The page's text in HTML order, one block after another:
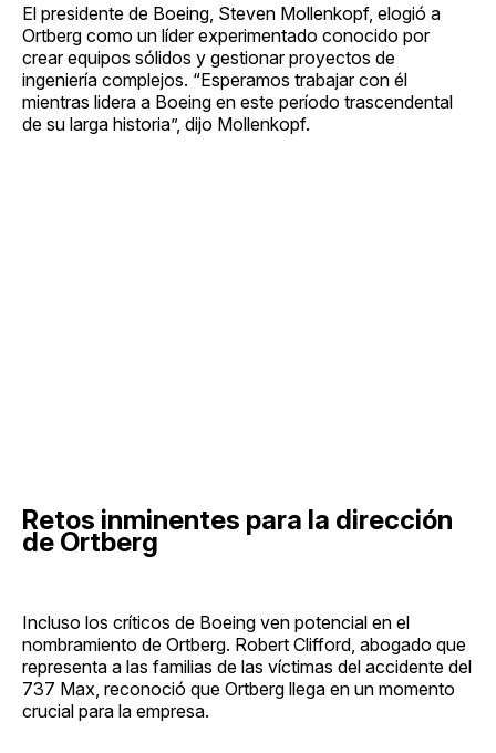
El presidente de Boeing, Steven Mollenkopf, elogió a
Ortberg como un líder experimentado conocido por
crear equipos sólidos y gestionar proyectos de
ingeniería complejos. “Esperamos trabajar con él
mientras lidera a Boeing en este período trascendental
de su larga historia”, dijo Mollenkopf.
Retos inminentes para la dirección
de Ortberg
Incluso los críticos de Boeing ven potencial en el
nombramiento de Ortberg. Robert Clifford, abogado que
representa a las familias de las víctimas del accidente del
737 Max, reconoció que Ortberg llega en un momento
crucial para la empresa.